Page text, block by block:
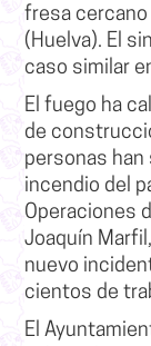
fresa cercano
(Huelva). El
caso similar
El fuego ha
de
personas
incendio del
Operaciones
Joaquín Marfil
nuevo
cientos de
El